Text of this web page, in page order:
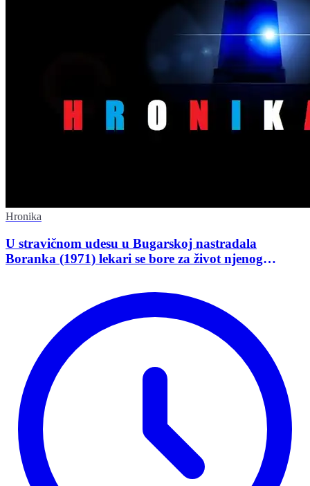
Hronika
U stravičnom udesu u Bugarskoj nastradala
Boranka (1971) lekari se bore za život njenog